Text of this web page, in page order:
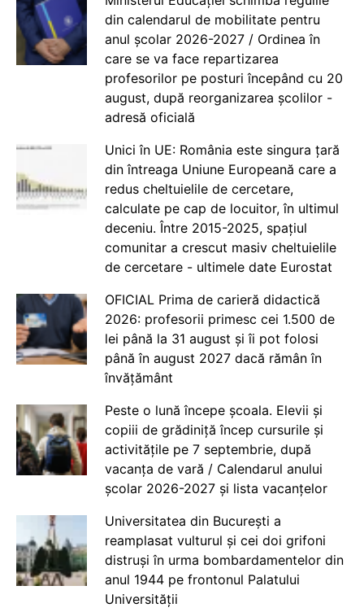
din calendarul de mobilitate pentru
anul școlar 2026-2027 / Ordinea în
care se va face repartizarea
profesorilor pe posturi începând cu 20
august, după reorganizarea școlilor -
adresă oficială
Unici în UE: România este singura țară
din întreaga Uniune Europeană care a
redus cheltuielile de cercetare,
calculate pe cap de locuitor, în ultimul
deceniu. Între 2015-2025, spațiul
comunitar a crescut masiv cheltuielile
de cercetare - ultimele date Eurostat
OFICIAL Prima de carieră didactică
2026: profesorii primesc cei 1.500 de
lei până la 31 august și îi pot folosi
până în august 2027 dacă rămân în
învățământ
Peste o lună începe școala. Elevii și
copiii de grădiniță încep cursurile și
activitățile pe 7 septembrie, după
vacanța de vară / Calendarul anului
școlar 2026-2027 și lista vacanțelor
Universitatea din București a
reamplasat vulturul și cei doi grifoni
distruși în urma bombardamentelor din
anul 1944 pe frontonul Palatului
Universității